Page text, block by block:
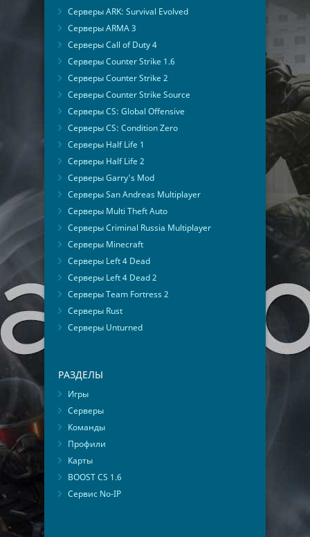
Серверы ARK: Survival Evolved
Серверы ARMA 3
Серверы Call of Duty 4
Серверы Counter Strike 1.6
Серверы Counter Strike 2
Серверы Counter Strike Source
Серверы CS: Global Offensive
Серверы CS: Condition Zero
Серверы Half Life 1
Серверы Half Life 2
Серверы Garry's Mod
Серверы San Andreas Multiplayer
Серверы Multi Theft Auto
Серверы Criminal Russia Multiplayer
Серверы Minecraft
Серверы Left 4 Dead
Серверы Left 4 Dead 2
Серверы Team Fortress 2
Серверы Rust
Серверы Unturned
РАЗДЕЛЫ
Игры
Серверы
Команды
Профили
Карты
BOOST CS 1.6
Сервис No-IP